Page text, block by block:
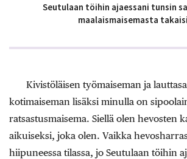
Seutulaan töihin ajaessani tunsin
maalaismaisemasta
Kivistöläisen työmaiseman ja
kotimaiseman lisäksi minulla on
ratsastusmaisema. Siellä olen hevosten
aikuiseksi, joka olen. Vaikka
hiipuneessa tilassa, jo Seutulaan töihin